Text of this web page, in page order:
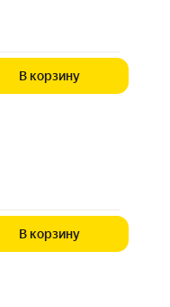
В корзину
В корзину